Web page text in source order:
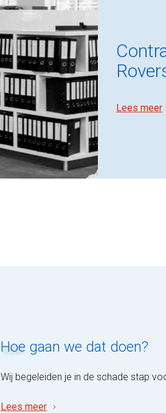
Lees meer
Hoe gaan we dat doen?
Wij begeleiden je in de schade stap
Lees meer